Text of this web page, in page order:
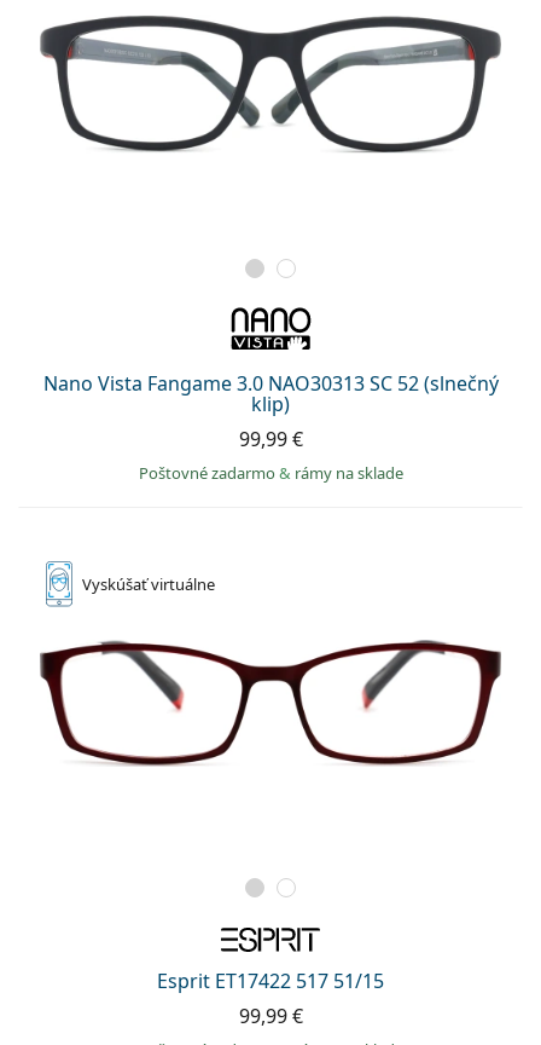
Nano Vista Fangame 3.0 NAO30313 SC 52 (slnečný
klip)
99,99 €
Poštovné zadarmo& rámy na sklade
Vyskúšaťvirtuálne
Esprit ET17422 517 51/15
99,99 €